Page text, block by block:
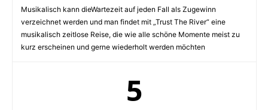
Musikalisch kann dieWartezeit auf jeden Fall als Zugewinn
verzeichnet werden und man findet mit „Trust The River“ eine
musikalisch zeitlose Reise, die wie alle schöne Momente meist zu
kurz erscheinen und gerne wiederholt werden möchten
5